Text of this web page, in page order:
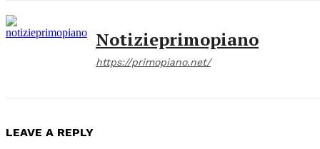
Notizieprimopiano
https://primopiano.net/
LEAVE A REPLY